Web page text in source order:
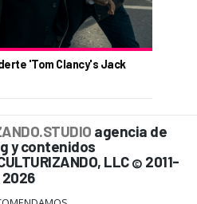
'Tom Clancy's Jack
agencia de
y contenidos
LLC © 2011-
2026